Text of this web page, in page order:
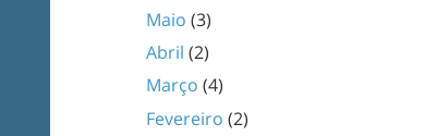
Maio (3)
Abril (2)
Março (4)
Fevereiro (2)